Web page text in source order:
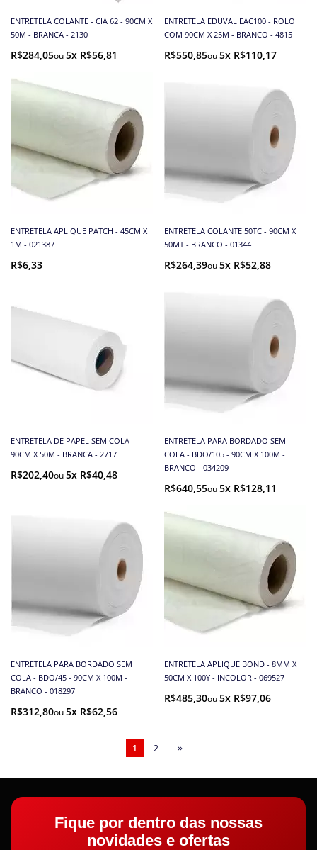
ENTRETELA COLANTE - CIA 62 - 90CM X
50M - BRANCA - 2130
R$284,05 5x R$56,81
ENTRETELA EDUVAL EAC100 - ROLO
COM 90CM X 25M - BRANCO - 4815
R$550,85 5x R$110,17
ENTRETELA APLIQUE PATCH - 45CM X
1M - 021387
R$6,33
ENTRETELA COLANTE 50TC - 90CM X
50MT - BRANCO - 01344
R$264,39 5x R$52,88
ENTRETELA DE PAPEL SEM COLA -
90CM X 50M - BRANCA - 2717
R$202,40 5x R$40,48
ENTRETELA PARA BORDADO SEM
COLA - BDO/105 - 90CM X 100M -
BRANCO - 034209
R$640,55 5x R$128,11
ENTRETELA PARA BORDADO SEM
COLA - BDO/45 - 90CM X 100M -
BRANCO - 018297
R$312,80 5x R$62,56
ENTRETELA APLIQUE BOND - 8MM X
50CM X 100Y - INCOLOR - 069527
R$485,30 5x R$97,06
1 2
Fique por dentro das nossas
novidades e ofertas